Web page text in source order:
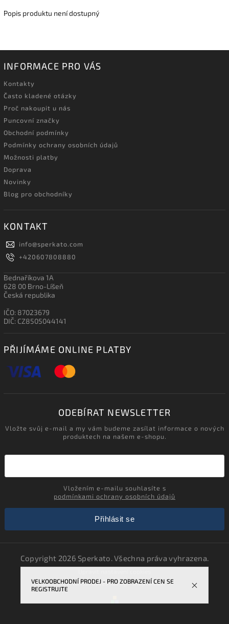
VELKOOBCHODNÍ PRODEJ - PRO ZOBRAZENÍ CEN SE
REGISTRUJTE
Popis produktu není dostupný
INFORMACE PRO VÁS
Kontakty
Často kladené otázky
Proč nakoupit u nás
Puncovní značky
Obchodní podmínky
Podmínky ochrany osobních údajů
Možnosti platby
Doprava
Novinky
Blog pro obchodníky
KONTAKT
info@sperkato.com
+420607808880
Bednaříkova 1A
628 00 Brno-Líšeň
Česká republika
IČO: 87023679
DIČ: CZ8505044141
PŘIJÍMÁME ONLINE PLATBY
ODEBÍRAT NEWSLETTER
Vložte svůj e-mail a my vám budeme zasílat informace o nových
produktech na našem e-shopu.
podmínkami ochrany osobních údajů
Přihlásit se
Copyright 2026 Sperkato. Všechna práva vyhrazena.
VytvořilShoptet| DesignShoptak.cz.